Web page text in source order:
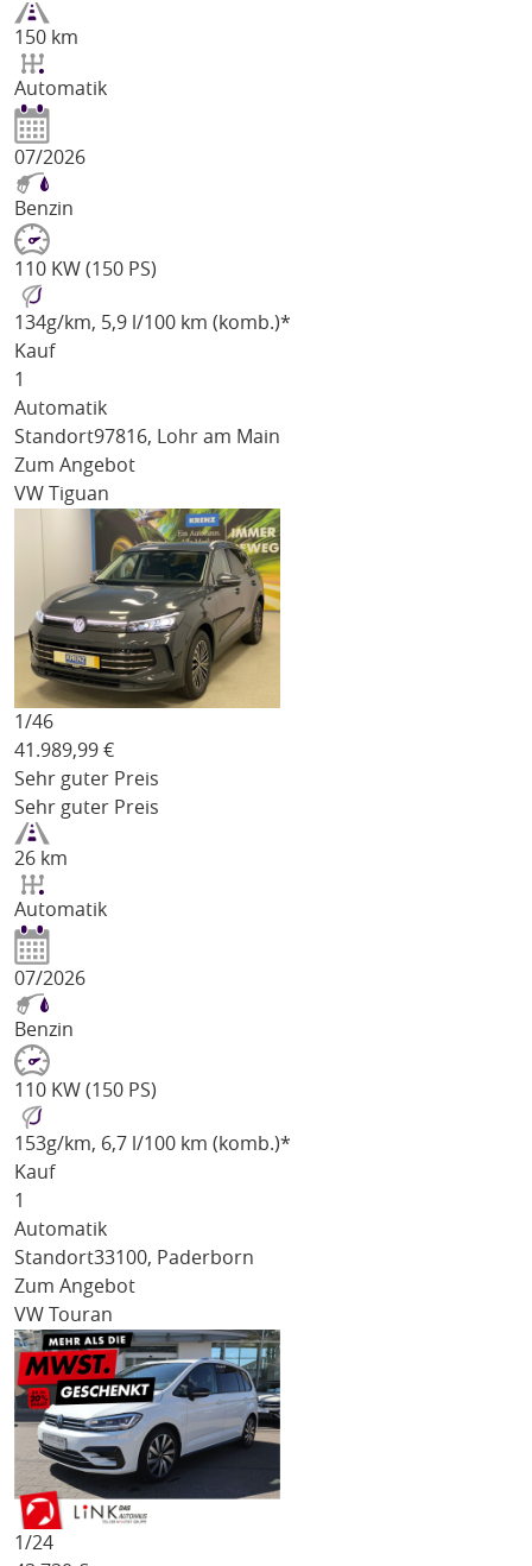
150 km
Automatik
07/2026
Benzin
110 KW (150 PS)
134g/km, 5,9 l/100 km (komb.)*
Kauf
1
Automatik
Standort97816, Lohr am Main
Zum Angebot
VW Tiguan
1/46
41.989,99 €
Sehr guter Preis
Sehr guter Preis
26 km
Automatik
07/2026
Benzin
110 KW (150 PS)
153g/km, 6,7 l/100 km (komb.)*
Kauf
1
Automatik
Standort33100, Paderborn
Zum Angebot
VW Touran
1/24